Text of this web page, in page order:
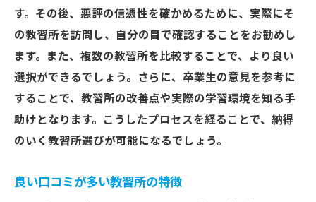
す。その後、悪評の信憑性を確かめるために、実際にそ
の教習所を訪問し、自分の目で確認することをお勧めし
ます。また、複数の教習所を比較することで、より良い
選択ができるでしょう。さらに、卒業生の意見を参考に
することで、教習所の改善点や実際の学習環境を知る手
助けとなります。こうしたプロセスを経ることで、納得
のいく教習所選びが可能になるでしょう。
良い口コミが多い教習所の特徴